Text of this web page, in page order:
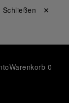
Schließen ✕
Warenkorb 0